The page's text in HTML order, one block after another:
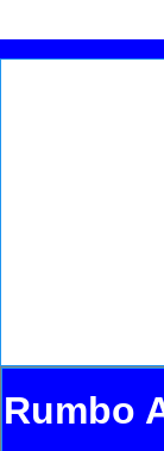
Rumbo